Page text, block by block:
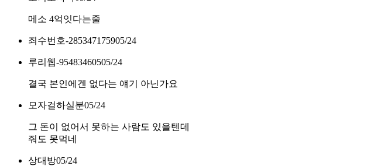
메소 4억잇다는줄
죄수번호-285347175905/24
루리웹-95483460505/24
결국 본인에겐 없다는 얘기 아닌가요
모자걸하실분05/24
그 돈이 없어서 못하는 사람도 있을텐데
줘도 못먹네
상대방05/24